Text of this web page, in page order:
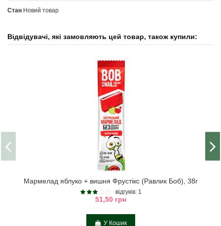
Стан Новий товар
Відвідувачі, які замовляють цей товар, також купили:
Мармелад яблуко + вишня Фрустікс (Равлик Боб), 38г
відгуків: 1
51,50 грн
У Кошик